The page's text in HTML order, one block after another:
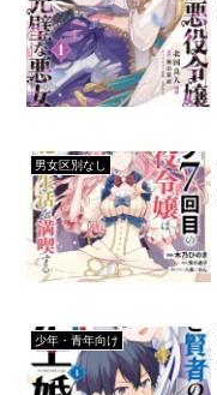
男女区別なし
少年・青年向け